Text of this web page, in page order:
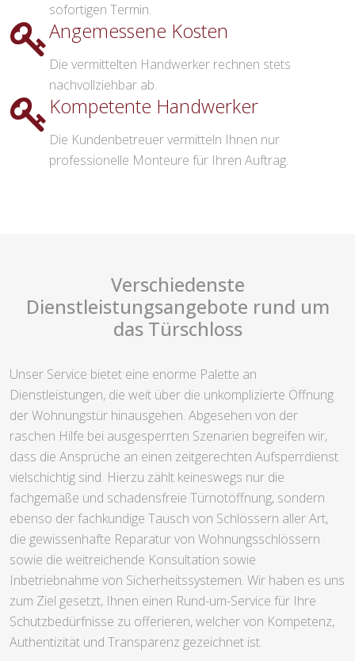
sofortigen Termin.
Angemessene Kosten
Die vermittelten Handwerker rechnen stets
nachvollziehbar ab.
Kompetente Handwerker
Die Kundenbetreuer vermitteln Ihnen nur
professionelle Monteure für Ihren Auftrag.
Verschiedenste
Dienstleistungsangebote rund um
das Türschloss
Unser Service bietet eine enorme Palette an
Dienstleistungen, die weit über die unkomplizierte Öffnung
der Wohnungstür hinausgehen. Abgesehen von der
raschen Hilfe bei ausgesperrten Szenarien begreifen wir,
dass die Ansprüche an einen zeitgerechten Aufsperrdienst
vielschichtig sind. Hierzu zählt keineswegs nur die
fachgemäße und schadensfreie Türnotöffnung, sondern
ebenso der fachkundige Tausch von Schlössern aller Art,
die gewissenhafte Reparatur von Wohnungsschlössern
sowie die weitreichende Konsultation sowie
Inbetriebnahme von Sicherheitssystemen. Wir haben es uns
zum Ziel gesetzt, Ihnen einen Rund-um-Service für Ihre
Schutzbedürfnisse zu offerieren, welcher von Kompetenz,
Authentizität und Transparenz gezeichnet ist.